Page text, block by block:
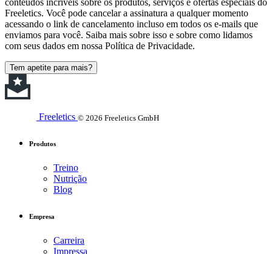
conteúdos incríveis sobre os produtos, serviços e ofertas especiais do
Freeletics. Você pode cancelar a assinatura a qualquer momento
acessando o link de cancelamento incluso em todos os e-mails que
enviamos para você. Saiba mais sobre isso e sobre como lidamos
com seus dados em nossa Política de Privacidade.
Tem apetite para mais?
Freeletics © 2026 Freeletics GmbH
Produtos
Treino
Nutrição
Blog
Empresa
Carreira
Impressa